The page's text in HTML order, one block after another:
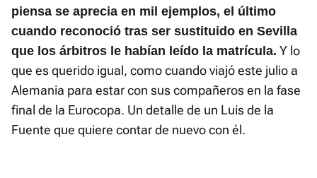
piensa se aprecia en mil ejemplos, el último
cuando reconoció tras ser sustituido en Sevilla
que los árbitros le habían leído la matrícula. Y lo
que es querido igual, como cuando viajó este julio a
Alemania para estar con sus compañeros en la fase
final de la Eurocopa. Un detalle de un Luis de la
Fuente que quiere contar de nuevo con él.